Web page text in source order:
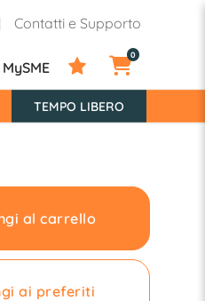
Contatti e Supporto
MySME
0
TEMPO LIBERO
al carrello
ai preferiti